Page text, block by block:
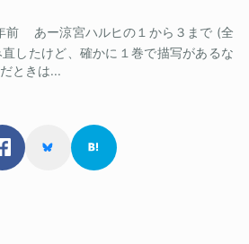
前
あー涼宮ハルヒの１から３まで (全
したけど、確かに１巻で描写があるな
ときは...